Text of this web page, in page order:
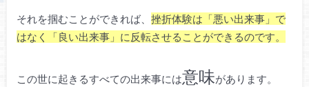
それを掴むことができれば、 挫折体験は「悪い出来事」で
はなく「良い出来事」に反転させることができるのです。
この世に起きるすべての出来事には意味があります。